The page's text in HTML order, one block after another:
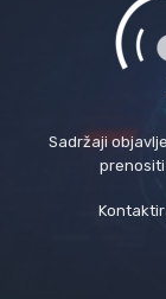
Sadržaji